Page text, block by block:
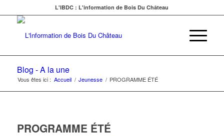
L'IBDC : L'information de Bois Du Château
Blog - A la une
Vous êtes ici : Accueil / Jeunesse / PROGRAMME ÉTÉ
PROGRAMME ÉTÉ